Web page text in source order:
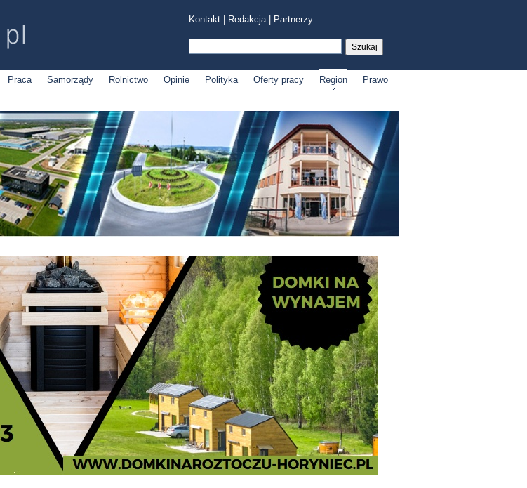
Kontakt Redakcja| Partnerzy
Praca Samorządy Rolnictwo Opinie Polityka Oferty pracy Region
Prawo